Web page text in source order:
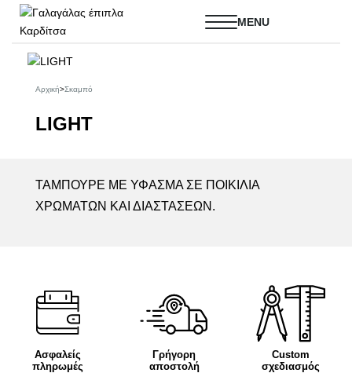
Αρχική>Σκαμπό
LIGHT
ΤΑΜΠΟΥΡΕ ΜΕ ΥΦΑΣΜΑ ΣΕ ΠΟΙΚΙΛΙΑ
ΧΡΩΜΑΤΩΝ ΚΑΙ ΔΙΑΣΤΑΣΕΩΝ.
Ασφαλείς
πληρωμές
Γρήγορη
αποστολή
Custom
σχεδιασμός